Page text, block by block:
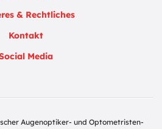
& Rechtliches
Kontakt
Media
Augenoptiker- und Optometristen-